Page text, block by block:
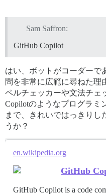
Sam Saffron:
GitHub Copilot
はい、ボットがコーダーで
問を非常に広範に尋ねた理
ペルチェッカーや文法チェ
Copilotのようなプログラミ
まで、きれいではっきりし
うか？
en.wikipedia.org
GitHub
GitHub Copilot is a code